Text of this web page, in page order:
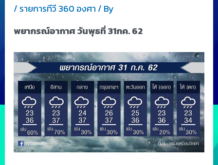
/ รายการทีวี 360 องศา / By
พยากรณ์อากาศ วันพุธที่ 31กค. 62